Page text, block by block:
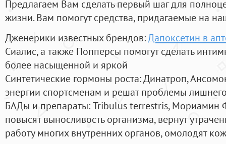
Предлагаем Вам сделать первый шаг для
жизни. Вам помогут средства, придагаемые на
Дженерики известных брендов:Дапоксетин в
Сиалис, а также Попперсы помогут сделать
более насыщенной и яркой
Синтетические гормоны роста: Динатроп,
энергии спортсменам и решат проблемы
БАДы и препараты:Tribulus terrestris, Мориамин
повысят выносливость организма, вернут
работу многих внутренних органов, омолодят